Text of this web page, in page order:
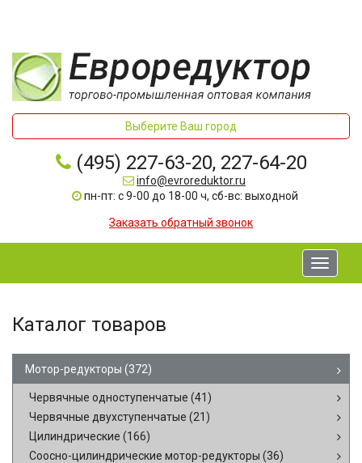
Выберите Ваш город
(495) 227-63-20, 227-64-20
info@evroreduktor.ru
пн-пт: с 9-00 до 18-00 ч, сб-вс: выходной
Заказать обратный звонок
Toggle
Каталог товаров
Мотор-редукторы (372)
Червячные одноступенчатые (41)
Червячные двухступенчатые (21)
Цилиндрические (166)
Соосно-цилиндрические мотор-редукторы (36)